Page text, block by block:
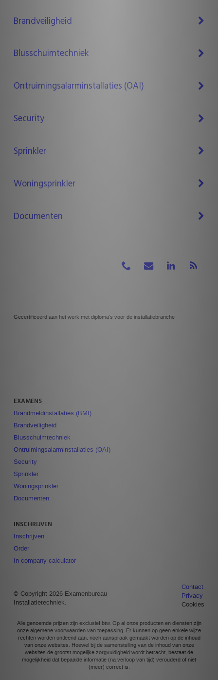
Brandveiligheid
Blusschuimtechniek
Ontruimingsalarminstallaties (OAI)
Security
Sprinkler
Woningsprinkler
Documenten
Gecertificeerd aan het werk met diploma’s voor de installatiebranche
EXAMENS
Brandmeldinstallaties (BMI)
Brandveiligheid
Blusschuimtechniek
Ontruimingsalarminstallaties (OAI)
Security
Sprinkler
Woningsprinkler
Documenten
INSCHRIJVEN
Inschrijven
Order
In-company calculator
© Copyright 2026 Examenbureau
Installatietechniek.
Contact
Privacy
Cookies
Alle genoemde prijzen zijn exclusief btw. Op al onze producten en diensten zijn
onze algemene voorwaarden van toepassing. Er kunnen op geen enkele wijze
rechten worden ontleend aan, noch aanspraak gemaakt worden op de inhoud
van onze websites. Hoewel bij de samenstelling van de inhoud van onze
websites de grootst mogelijke zorgvuldigheid wordt betracht, bestaat de
mogelijkheid dat bepaalde informatie (na verloop van tijd) verouderd of niet
(meer) correct is.